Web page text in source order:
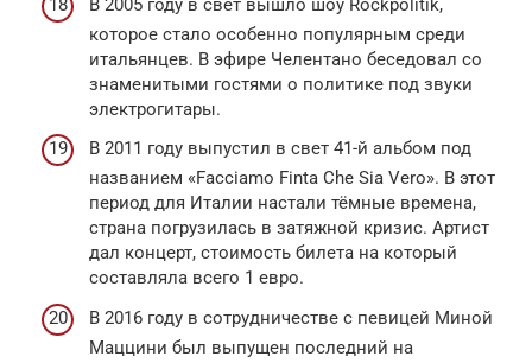
В 2005 году в свет вышло шоу Rockpolitik,
которое стало особенно популярным среди
итальянцев. В эфире Челентано беседовал со
знаменитыми гостями о политике под звуки
электрогитары.
В 2011 году выпустил в свет 41-й альбом под
названием «Facciamo Finta Che Sia Vero». В этот
период для Италии настали тёмные времена,
страна погрузилась в затяжной кризис. Артист
дал концерт, стоимость билета на который
составляла всего 1 евро.
В 2016 году в сотрудничестве с певицей Миной
Маццини был выпущен последний на